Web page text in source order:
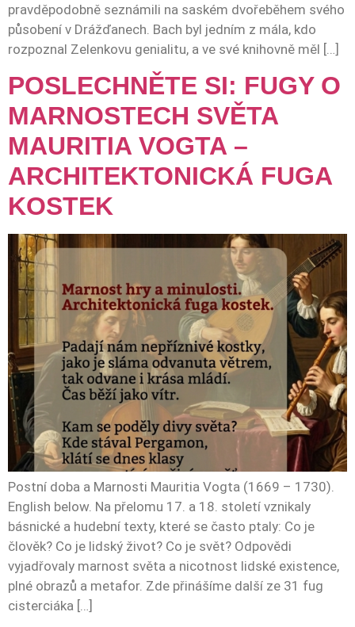
pravděpodobně seznámili na saském dvořeběhem svého
působení v Drážďanech. Bach byl jedním z mála, kdo
rozpoznal Zelenkovu genialitu, a ve své knihovně měl […]
POSLECHNĚTE SI: FUGY O
MARNOSTECH SVĚTA
MAURITIA VOGTA –
ARCHITEKTONICKÁ FUGA
KOSTEK
Postní doba a Marnosti Mauritia Vogta (1669 – 1730).
English below. Na přelomu 17. a 18. století vznikaly
básnické a hudební texty, které se často ptaly: Co je
člověk? Co je lidský život? Co je svět? Odpovědi
vyjadřovaly marnost světa a nicotnost lidské existence,
plné obrazů a metafor. Zde přinášíme další ze 31 fug
cisterciáka […]